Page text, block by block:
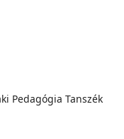
Pedagógia Tanszék